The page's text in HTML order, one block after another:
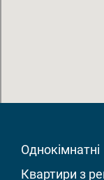
Однокімнатні
Квартири з